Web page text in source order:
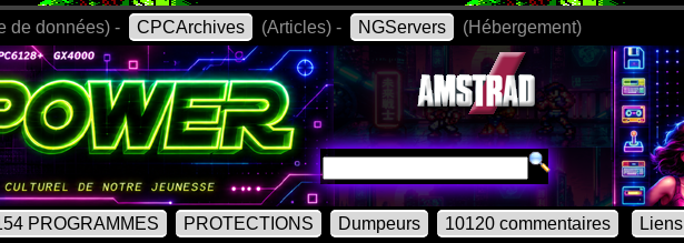
de données) - CPCArchives (Articles) - NGServers (Hébergement)
PROGRAMMES PROTECTIONS Dumpeurs 10120 commentaires Liens